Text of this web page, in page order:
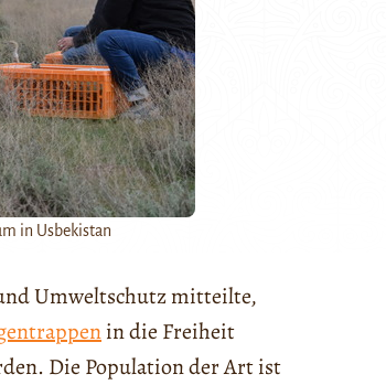
in Usbekistan
Umweltschutz mitteilte,
in die Freiheit
Die Population der Art ist